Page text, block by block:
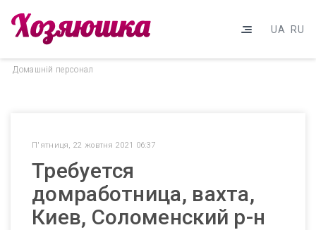
UA RU
Домашнiй персонал
П'ятниця, 22 жовтня 2021 06:37
Требуется
домработница, вахта,
Киев, Соломенский р-н